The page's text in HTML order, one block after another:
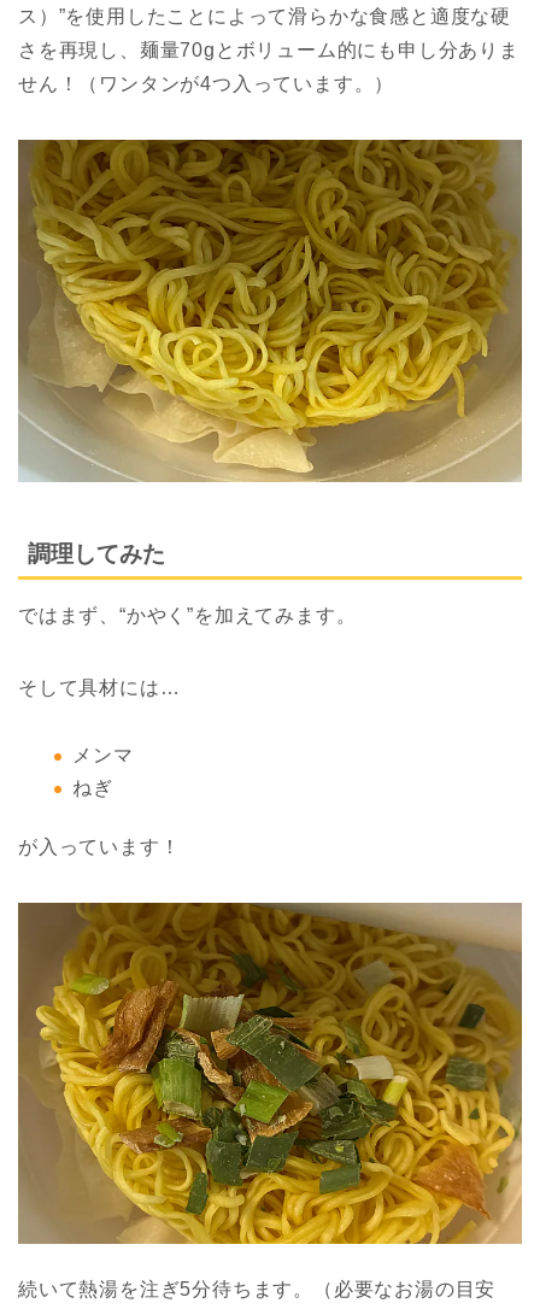
ス）”を使用したことによって滑らかな食感と適度な硬
さを再現し、麺量70gとボリューム的にも申し分ありま
せん！（ワンタンが4つ入っています。）
調理してみた
ではまず、“かやく”を加えてみます。
そして具材には…
メンマ
ねぎ
が入っています！
続いて熱湯を注ぎ5分待ちます。（必要なお湯の目安